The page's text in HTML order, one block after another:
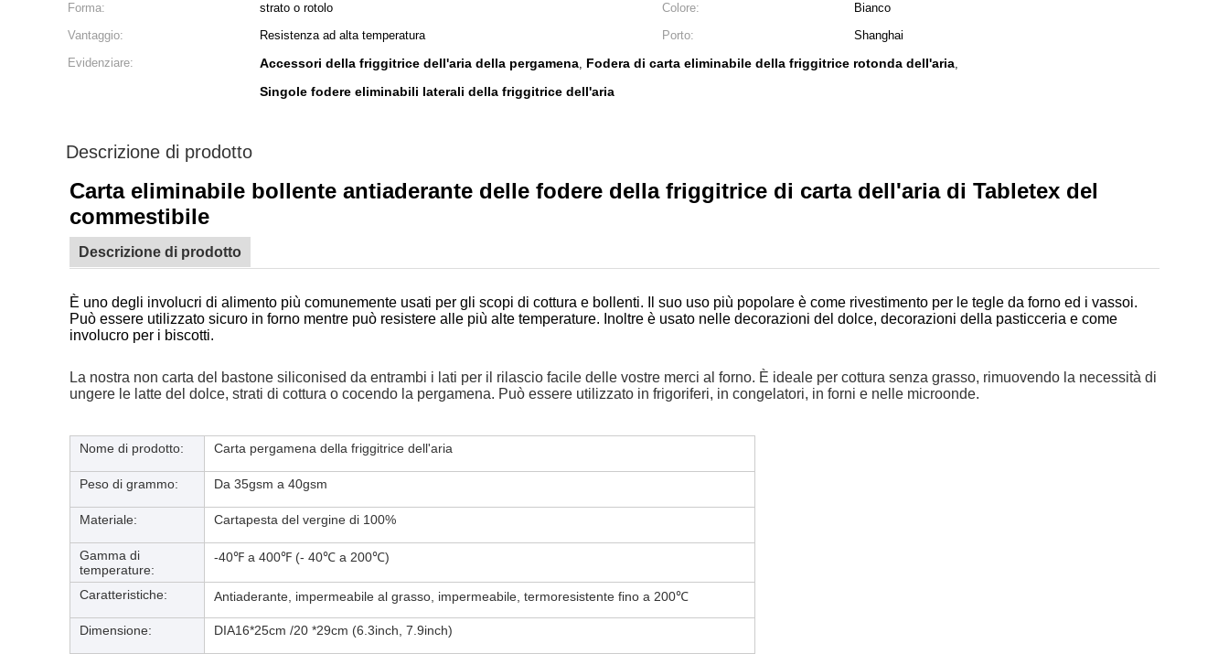
Forma:
strato o rotolo Colore:
Bianco
Vantaggio:
Resistenza ad alta temperatura Porto:
Shanghai
Evidenziare:
Accessori della friggitrice dell'aria della pergamena, Fodera di carta eliminabile della friggitrice rotonda dell'aria,
Singole fodere eliminabili laterali della friggitrice dell'aria
Descrizione di prodotto
Carta eliminabile bollente antiaderante delle fodere della friggitrice di carta dell'aria di Tabletex del
commestibile
Descrizione di prodotto
È uno degli involucri di alimento più comunemente usati per gli scopi di cottura e bollenti. Il suo uso più popolare è come rivestimento per le tegle da forno ed i vassoi.
Può essere utilizzato sicuro in forno mentre può resistere alle più alte temperature. Inoltre è usato nelle decorazioni del dolce, decorazioni della pasticceria e come
involucro per i biscotti.
La nostra non carta del bastone siliconised da entrambi i lati per il rilascio facile delle vostre merci al forno. È ideale per cottura senza grasso, rimuovendo la necessità di
ungere le latte del dolce, strati di cottura o cocendo la pergamena. Può essere utilizzato in frigoriferi, in congelatori, in forni e nelle microonde.
Nome di prodotto: Carta pergamena della friggitrice dell'aria
Peso di grammo: Da 35gsm a 40gsm
Materiale: Cartapesta del vergine di 100%
Gamma di
temperature:
-40℉ a 400℉ (- 40℃ a 200℃)
Caratteristiche: Antiaderante, impermeabile al grasso, impermeabile, termoresistente fino a 200℃
Dimensione: DIA16*25cm /20 *29cm (6.3inch, 7.9inch)